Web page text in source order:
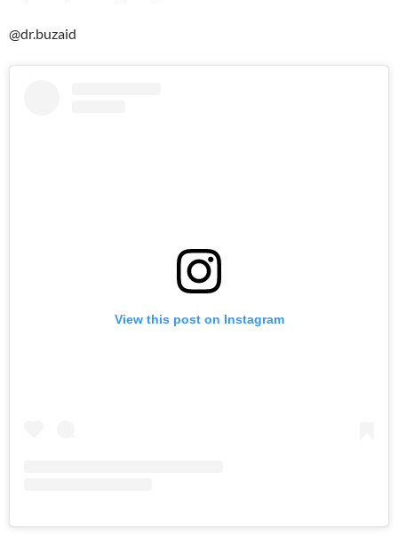
@dr.buzaid
View this post on Instagram